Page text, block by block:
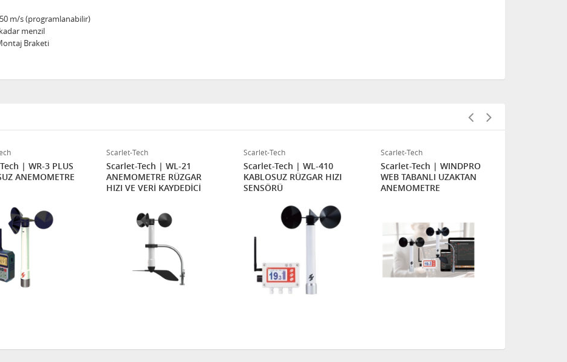
m/s (programlanabilir)
menzil
Braketi
| WR-3 PLUS
ANEMOMETRE
Scarlet-Tech
Scarlet-Tech | WL-21
ANEMOMETRE RÜZGAR
HIZI VE VERİ KAYDEDİCİ
Scarlet-Tech
Scarlet-Tech | WL-410
KABLOSUZ RÜZGAR HIZI
SENSÖRÜ
Scarlet-Tech
Scarlet-Tech | WINDPRO
WEB TABANLI UZAKTAN
ANEMOMETRE